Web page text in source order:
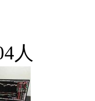
人